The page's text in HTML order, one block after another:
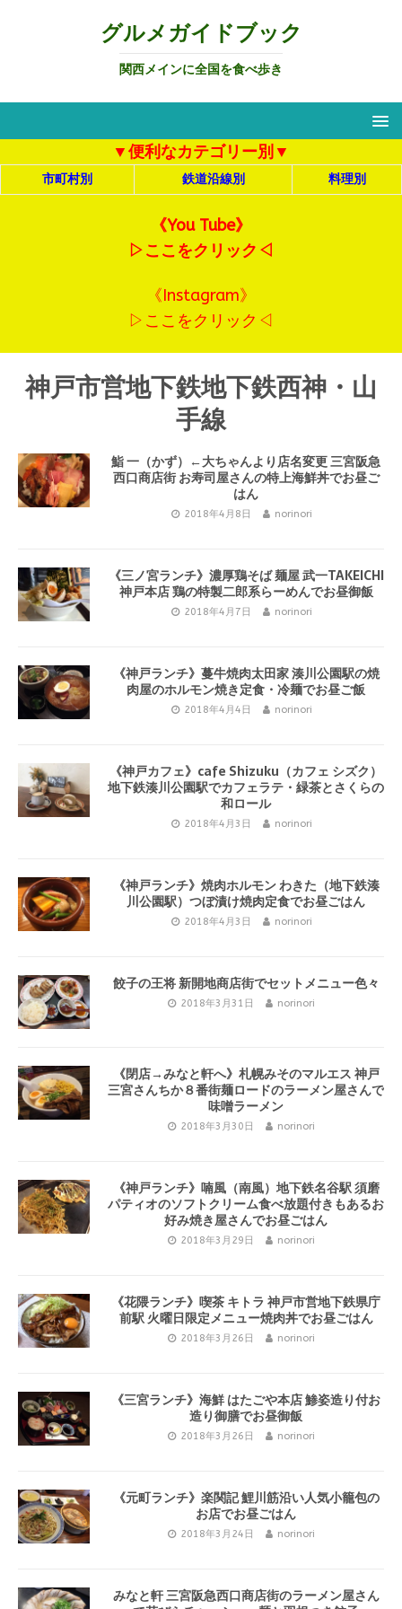
グルメガイドブック
関西メインに全国を食べ歩き
▼便利なカテゴリー別▼
市町村別 鉄道沿線別 料理別
《You Tube》
▷ここをクリック◁
《Instagram》
▷ここをクリック◁
神戸市営地下鉄地下鉄西神・山
手線
鮨 一（かず）←大ちゃんより店名変更 三宮阪急
西口商店街 お寿司屋さんの特上海鮮丼でお昼ご
はん
2018年4月8日 norinori
《三ノ宮ランチ》濃厚鶏そば 麺屋 武一TAKEICHI
神戸本店 鶏の特製二郎系らーめんでお昼御飯
2018年4月7日 norinori
《神戸ランチ》蔓牛焼肉太田家 湊川公園駅の焼
肉屋のホルモン焼き定食・冷麺でお昼ご飯
2018年4月4日 norinori
《神戸カフェ》cafe Shizuku（カフェ シズク）
地下鉄湊川公園駅でカフェラテ・緑茶とさくらの
和ロール
2018年4月3日 norinori
《神戸ランチ》焼肉ホルモン わきた（地下鉄湊
川公園駅）つぼ漬け焼肉定食でお昼ごはん
2018年4月3日 norinori
餃子の王将 新開地商店街でセットメニュー色々
2018年3月31日 norinori
《閉店→みなと軒へ》札幌みそのマルエス 神戸
三宮さんちか８番街麺ロードのラーメン屋さんで
味噌ラーメン
2018年3月30日 norinori
《神戸ランチ》喃風（南風）地下鉄名谷駅 須磨
パティオのソフトクリーム食べ放題付きもあるお
好み焼き屋さんでお昼ごはん
2018年3月29日 norinori
《花隈ランチ》喫茶 キトラ 神戸市営地下鉄県庁
前駅 火曜日限定メニュー焼肉丼でお昼ごはん
2018年3月26日 norinori
《三宮ランチ》海鮮 はたごや本店 鯵姿造り付お
造り御膳でお昼御飯
2018年3月26日 norinori
《元町ランチ》楽関記 鯉川筋沿い人気小籠包の
お店でお昼ごはん
2018年3月24日 norinori
みなと軒 三宮阪急西口商店街のラーメン屋さん